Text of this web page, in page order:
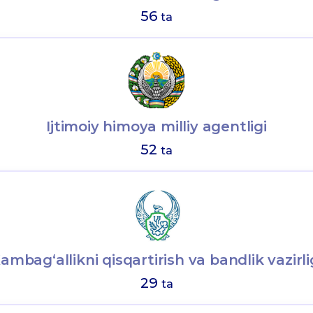
56 ta
Ijtimoiy himoya milliy agentligi
52 ta
qisqartirish va bandlik
29 ta